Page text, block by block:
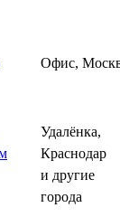
Офис,
Удалёнка,
Краснодар
и другие
города